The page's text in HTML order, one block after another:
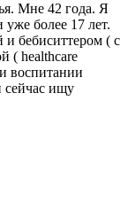
Мне 42 года. Я
более 17 лет.
и бебиситтером ( с
( healthcare
воспитании
сейчас ищу